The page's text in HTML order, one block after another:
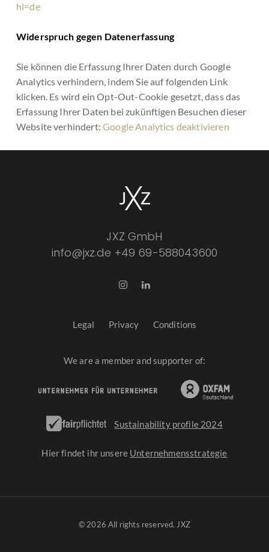
hl=de
Widerspruch gegen Datenerfassung
Sie können die Erfassung Ihrer Daten durch Google
Analytics verhindern, indem Sie auf folgenden Link
klicken. Es wird ein Opt-Out-Cookie gesetzt, dass das
Erfassung Ihrer Daten bei zukünftigen Besuchen dieser
Website verhindert:Google Analytics deaktivieren
JXZ GmbH
info@jxz.de +49 69-588043600
Legal Privacy Conditions
We are a member and supporter of:
Sustainability profile 2024
Hier findet ihr unsere Unternehmensstrategie
© 2026 All rights reserved. JXZ